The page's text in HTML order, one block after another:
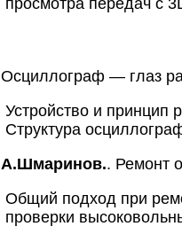
просмотра передач с
Осциллограф — глаз
Устройство и принцип
Структура
А.Шмаринов.. Ремонт
Общий подход при
проверки